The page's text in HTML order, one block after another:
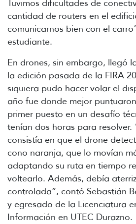
Tuvimos dificultades de
cantidad de routers en el
comunicarnos bien con el
estudiante.
En drones, sin embargo, llegó
la edición pasada de la FIRA
siquiera pudo hacer volar el
año fue donde mejor
primer puesto en un desafío
tenían dos horas para resolver.
consistía en que el drone
cono naranja, que lo movían
adaptando su ruta en tiempo
voltearlo. Además, debía
controlada”, contó Sebastián
y egresado de la Licenciatura
Información en UTEC Durazno.